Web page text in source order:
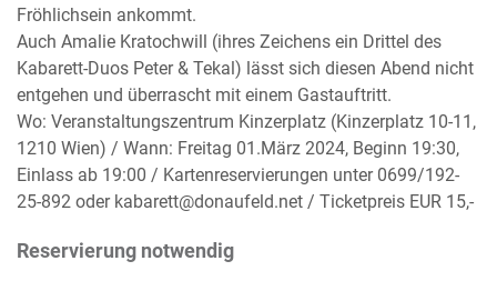
Fröhlichsein ankommt.
Auch Amalie Kratochwill (ihres Zeichens ein Drittel des
Kabarett-Duos Peter & Tekal) lässt sich diesen Abend nicht
entgehen und überrascht mit einem Gastauftritt.
Wo: Veranstaltungszentrum Kinzerplatz (Kinzerplatz 10-11,
1210 Wien) / Wann: Freitag 01.März 2024, Beginn 19:30,
Einlass ab 19:00 / Kartenreservierungen unter 0699/192-
25-892 oder kabarett@donaufeld.net / Ticketpreis EUR 15,-
Reservierung notwendig